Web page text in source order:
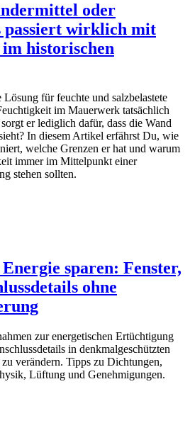
oder
passiert wirklich mit
historischen
für feuchte und salzbelastete
im Mauerwerk tatsächlich
er lediglich dafür, dass die Wand
In diesem Artikel erfährst Du, wie
welche Grenzen er hat und warum
immer im Mittelpunkt einer
stehen sollten.
sparen: Fenster,
ohne
zur energetischen Ertüchtigung
in denkmalgeschützten
verändern. Tipps zu Dichtungen,
Lüftung und Genehmigungen.